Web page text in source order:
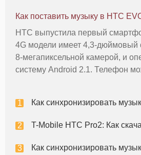
Windows Media Player Mobile,
Как поставить музыку в HTC
HTC выпустила первый
4G модели имеет 4,3-дюймовый
8-мегапиксельной камерой, и
систему Android 2.1. Телефон
в HTC EVO телефон путем
Как синхронизировать
T-Mobile HTC Pro2: Как
Как синхронизировать